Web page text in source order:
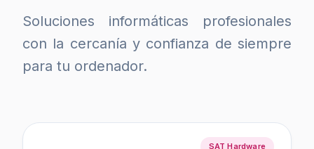
Soluciones informáticas profesionales
con la cercanía y confianza de siempre
para tu ordenador.
SAT Hardware